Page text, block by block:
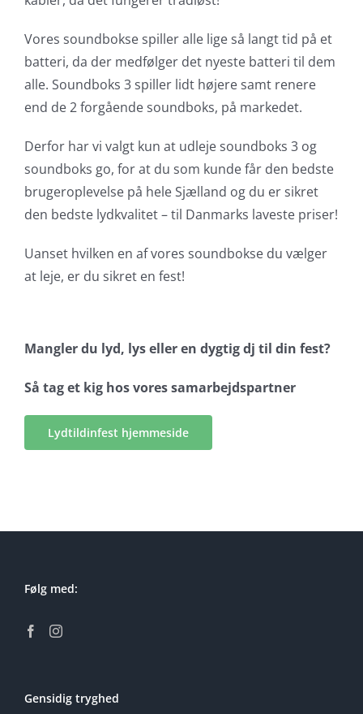
Vores soundbokse spiller alle lige så langt tid på et
batteri, da der medfølger det nyeste batteri til dem
alle. Soundboks 3 spiller lidt højere samt renere
end de 2 forgående soundboks, på markedet.
Derfor har vi valgt kun at udleje soundboks 3 og
soundboks go, for at du som kunde får den bedste
brugeroplevelse på hele Sjælland og du er sikret
den bedste lydkvalitet – til Danmarks laveste priser!
Uanset hvilken en af vores soundbokse du vælger
at leje, er du sikret en fest!
Mangler du lyd, lys eller en dygtig dj til din fest?
Så tag et kig hos vores samarbejdspartner
Lydtildinfest hjemmeside
Følg med:
Gensidig tryghed